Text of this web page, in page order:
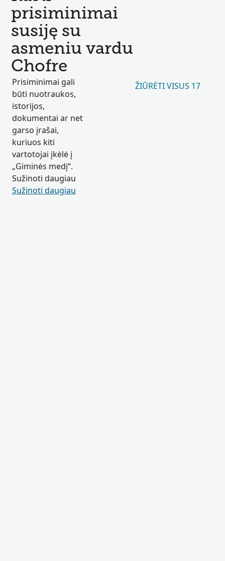
prisiminimai
susiję su
asmeniu vardu
Chofre
Prisiminimai gali
būti nuotraukos,
istorijos,
dokumentai ar net
garso įrašai,
kuriuos kiti
vartotojai įkėlė į
„Giminės medį“.
Sužinoti daugiau
Sužinoti daugiau
ŽIŪRĖTI VISUS 17